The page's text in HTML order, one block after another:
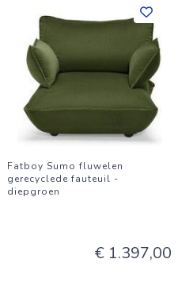
Fatboy Sumo fluwelen
gerecyclede fauteuil -
diepgroen
€ 1.397,00